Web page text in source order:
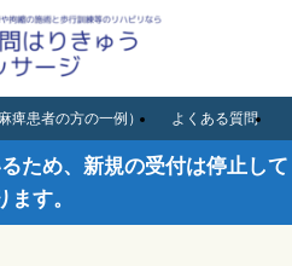
痺患者の方の一例） よくある質問
ため、新規の受付は停止して
ます。